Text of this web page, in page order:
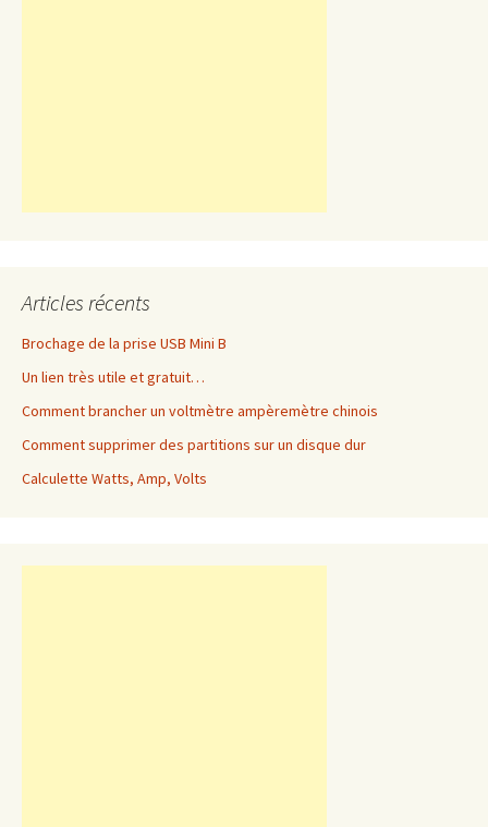
Articles récents
Brochage de la prise USB Mini B
Un lien très utile et gratuit…
Comment brancher un voltmètre ampèremètre chinois
Comment supprimer des partitions sur un disque dur
Calculette Watts, Amp, Volts